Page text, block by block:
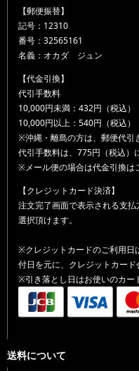
【郵便振替】
記号：12310
番号：32565161
名義：オカダ ジュン
【代金引換】
代引手数料
10,000円未満：432円（税込）
10,000円以上：540円（税込）
※沖縄・離島の方は、郵便代引
代引手数料は、775円（税込）
※メール便の場合は代金引換は
【クレジットカード決済】
注文完了画面で表示される支
選択頂けます。
※クレジットカードのご利用日
付日を元に、クレジットカード
※引き落とし日はお使いのカー
送料について